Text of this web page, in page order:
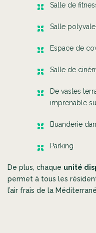
Salle de
Salle
Espace de
Salle de
De vastes
imprenable
Buanderie
Parking
De plus, chaque unité
permet à tous les
l’air frais de la